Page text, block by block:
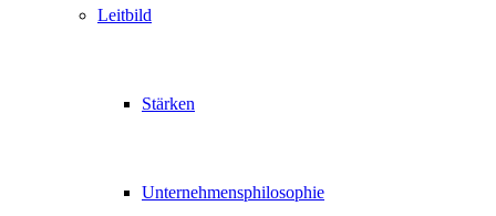
Leitbild
Stärken
Unternehmensphilosophie